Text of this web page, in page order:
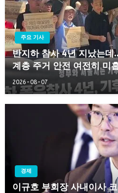
주요 기사
반지하 참사 4년 지났는데
계층 주거 안전 여전히 미
2026-08-07
경제
이규호 부회장 사내이사